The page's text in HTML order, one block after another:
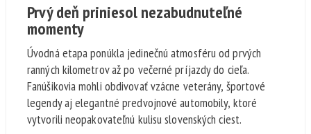
Prvý deň priniesol nezabudnuteľné
momenty
Úvodná etapa ponúkla jedinečnú atmosféru od prvých
ranných kilometrov až po večerné príjazdy do cieľa.
Fanúšikovia mohli obdivovať vzácne veterány, športové
legendy aj elegantné predvojnové automobily, ktoré
vytvorili neopakovateľnú kulisu slovenských ciest.